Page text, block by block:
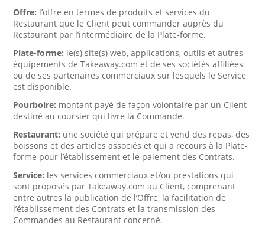
Offre: l’offre en termes de produits et services du
Restaurant que le Client peut commander auprès du
Restaurant par l’intermédiaire de la Plate-forme.
Plate-forme: le(s) site(s) web, applications, outils et autres
équipements de Takeaway.com et de ses sociétés affiliées
ou de ses partenaires commerciaux sur lesquels le Service
est disponible.
Pourboire: montant payé de façon volontaire par un Client
destiné au coursier qui livre la Commande.
Restaurant: une société qui prépare et vend des repas, des
boissons et des articles associés et qui a recours à la Plate-
forme pour l’établissement et le paiement des Contrats.
Service: les services commerciaux et/ou prestations qui
sont proposés par Takeaway.com au Client, comprenant
entre autres la publication de l’Offre, la facilitation de
l’établissement des Contrats et la transmission des
Commandes au Restaurant concerné.